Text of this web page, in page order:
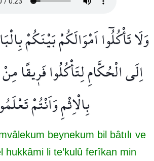
وَلَا تَأْكُلُٓوا اَمْوَالَكُمْ بَيْنَكُمْ
اِلَى الْحُكَّامِ لِتَأْكُلُوا فَر۪يقًا
بِالْاِثْمِ وَاَنْتُمْ
beynekum bil bâtılı ve
hukkâmi li te’kulû ferîkan min